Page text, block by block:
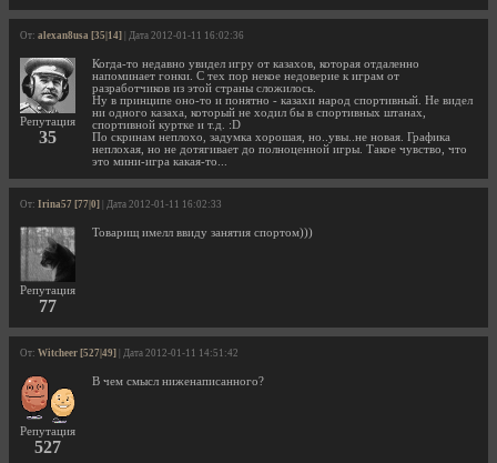
От: alexan8usa [35|14] | Дата 2012-01-11 16:02:36
Репутация
35
Когда-то недавно увидел игру от казахов, которая отдаленно
напоминает гонки. С тех пор некое недоверие к играм от
разработчиков из этой страны сложилось.
Ну в принципе оно-то и понятно - казахи народ спортивный. Не видел
ни одного казаха, который не ходил бы в спортивных штанах,
спортивной куртке и т.д. :D
По скринам неплохо, задумка хорошая, но..увы..не новая. Графика
неплохая, но не дотягивает до полноценной игры. Такое чувство, что
это мини-игра какая-то...
От: Irina57 [77|0] | Дата 2012-01-11 16:02:33
Репутация
77
Товарищ имелл ввиду занятия спортом)))
От: Witcheer [527|49] | Дата 2012-01-11 14:51:42
Репутация
527
В чем смысл ниженаписанного?